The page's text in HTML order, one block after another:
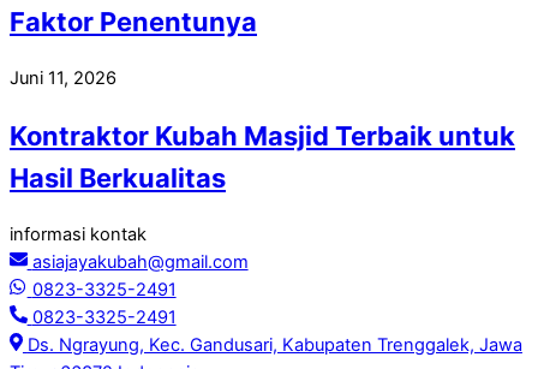
Faktor Penentunya
Juni 11, 2026
Kontraktor Kubah Masjid Terbaik untuk
Hasil Berkualitas
informasi kontak
asiajayakubah@gmail.com
0823-3325-2491
0823-3325-2491
Ds. Ngrayung, Kec. Gandusari, Kabupaten Trenggalek, Jawa